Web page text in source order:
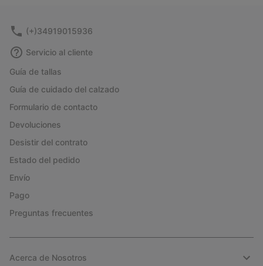
(+)34919015936
Servicio al cliente
Guía de tallas
Guía de cuidado del calzado
Formulario de contacto
Devoluciones
Desistir del contrato
Estado del pedido
Envío
Pago
Preguntas frecuentes
Acerca de Nosotros